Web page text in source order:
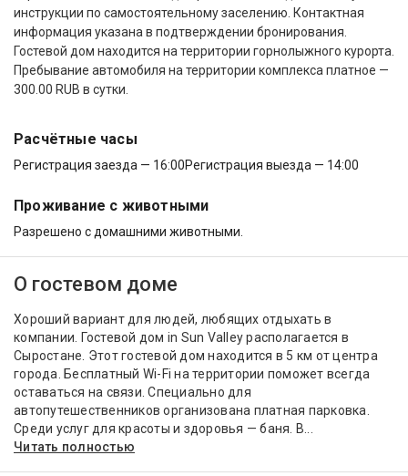
инструкции по самостоятельному заселению. Контактная
информация указана в подтверждении бронирования.
Гостевой дом находится на территории горнолыжного курорта.
Пребывание автомобиля на территории комплекса платное —
300.00 RUB в сутки.
Расчётные часы
Регистрация заезда — 16:00Регистрация выезда — 14:00
Проживание с животными
Разрешено с домашними животными.
О гостевом доме
Хороший вариант для людей, любящих отдыхать в
компании. Гостевой дом in Sun Valley располагается в
Сыростане. Этот гостевой дом находится в 5 км от центра
города. Бесплатный Wi-Fi на территории поможет всегда
оставаться на связи. Специально для
автопутешественников организована платная парковка.
Среди услуг для красоты и здоровья — баня. В...
Читать полностью